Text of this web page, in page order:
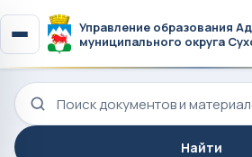
Управление образования
муниципального округа
Поиск по сайту
Найти